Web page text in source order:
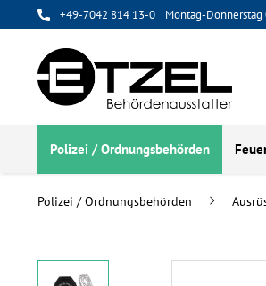
+49-7042 814 13-0 Montag-Donnerstag
Polizei / Ordnungsbehörden
Polizei / Ordnungsbehörden